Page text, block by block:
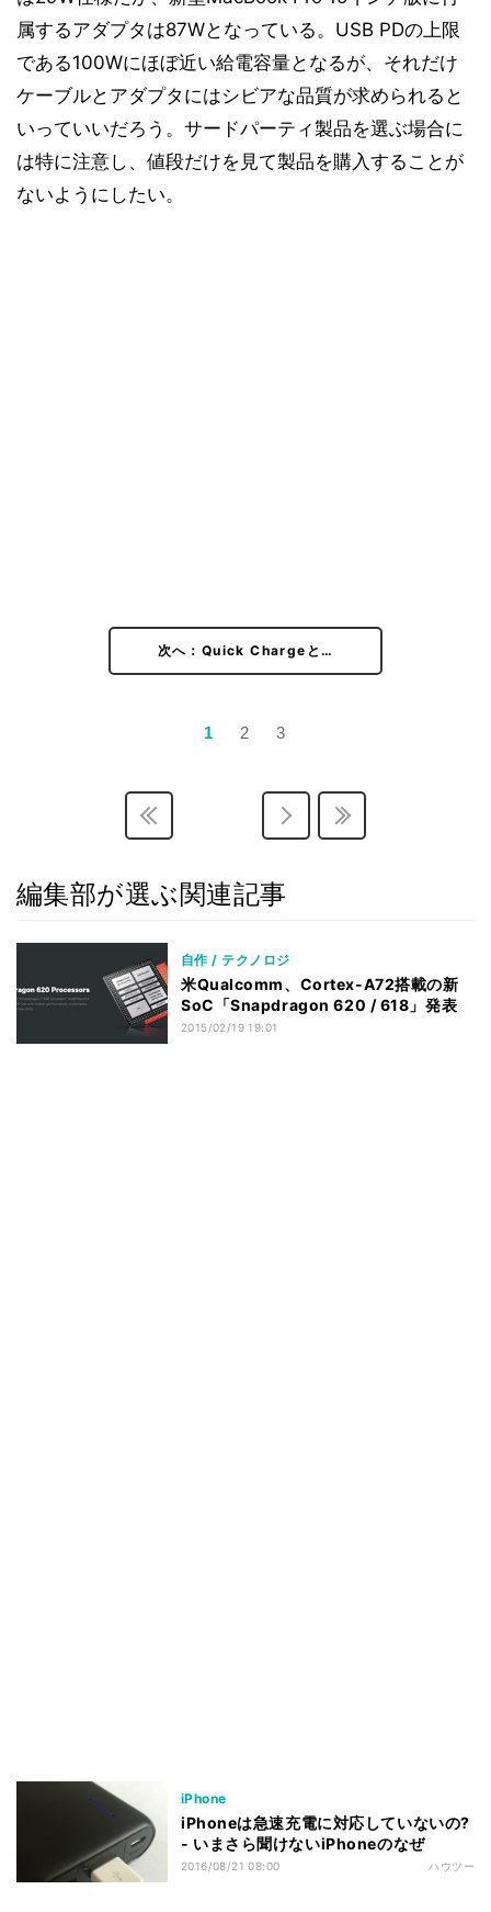
属するアダプタは87Wとなっている。USB PDの上限
である100Wにほぼ近い給電容量となるが、それだけ
ケーブルとアダプタにはシビアな品質が求められると
いっていいだろう。サードパーティ製品を選ぶ場合に
は特に注意し、値段だけを見て製品を購入することが
ないようにしたい。
次へ：Quick Chargeと…
1 2 3
編集部が選ぶ関連記事
自作 / テクノロジ
米Qualcomm、Cortex-A72搭載の新
SoC「Snapdragon 620 / 618」発表
2015/02/19 19:01
iPhone
iPhoneは急速充電に対応していないの?
- いまさら聞けないiPhoneのなぜ
2016/08/21 08:00 ハウツー